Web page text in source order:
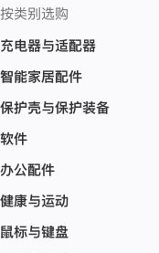
按类别选购
充电器与适配器
智能家居配件
保护壳与保护装备
软件
办公配件
健康与运动
鼠标与键盘